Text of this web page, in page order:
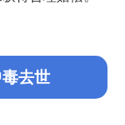
去世